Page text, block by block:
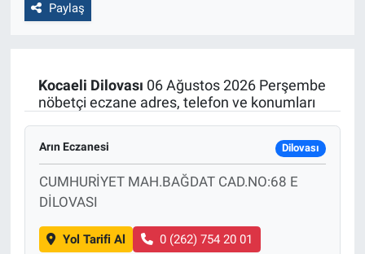
Paylaş
Kocaeli Dilovası 06 Ağustos 2026 Perşembe
nöbetçi eczane adres, telefon ve konumları
Arın Eczanesi Dilovası
CUMHURİYET MAH.BAĞDAT CAD.NO:68 E
DİLOVASI
Yol Tarifi Al 0 (262) 754 20 01
Sağlık
Ekonomi
Politika
Bilecik
Kütahya
Haber Arşivi